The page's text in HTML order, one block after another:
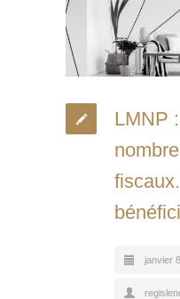
LMNP
janvier